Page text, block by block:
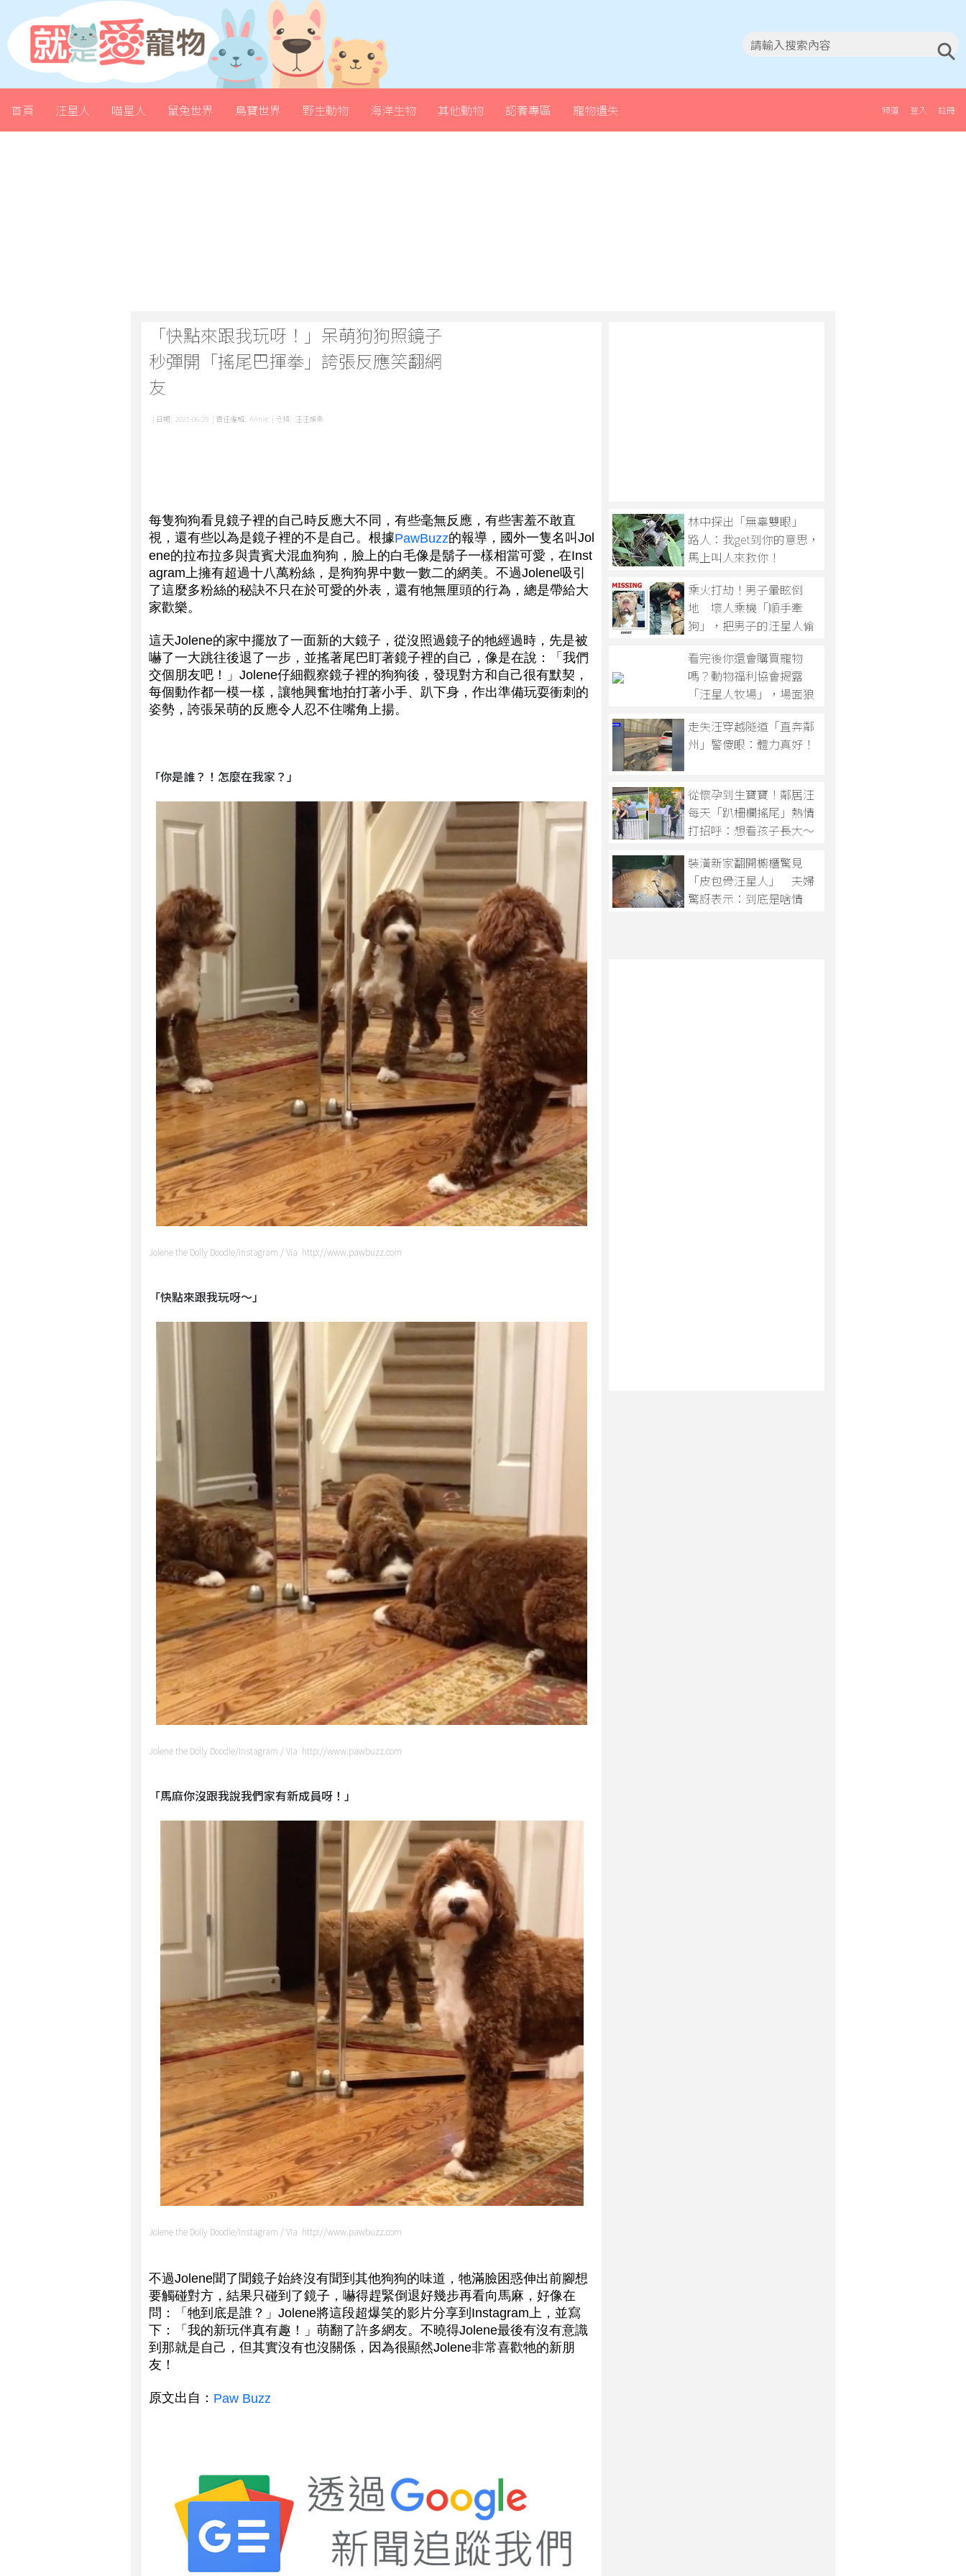
首頁 汪星人 喵星人 鼠兔世界 鳥寶世界 野生動物 海洋生物 其他動物 認養專區 寵物遺失 註冊
登入
頻道
「快點來跟我玩呀！」呆萌狗狗照鏡子
秒彈開「搖尾巴揮拳」誇張反應笑翻網
友
| 日期: 2021-06-29 | 責任編輯: Annie | 分類: 汪汪娛樂
每隻狗狗看見鏡子裡的自己時反應大不同，有些毫無反應，有些害羞不敢直
視，還有些以為是鏡子裡的不是自己。根據PawBuzz的報導，國外一隻名叫Jol
ene的拉布拉多與貴賓犬混血狗狗，臉上的白毛像是鬍子一樣相當可愛，在Inst
agram上擁有超過十八萬粉絲，是狗狗界中數一數二的網美。不過Jolene吸引
了這麼多粉絲的秘訣不只在於可愛的外表，還有牠無厘頭的行為，總是帶給大
家歡樂。
這天Jolene的家中擺放了一面新的大鏡子，從沒照過鏡子的牠經過時，先是被
嚇了一大跳往後退了一步，並搖著尾巴盯著鏡子裡的自己，像是在說：「我們
交個朋友吧！」Jolene仔細觀察鏡子裡的狗狗後，發現對方和自己很有默契，
每個動作都一模一樣，讓牠興奮地拍打著小手、趴下身，作出準備玩耍衝刺的
姿勢，誇張呆萌的反應令人忍不住嘴角上揚。
「你是誰？！怎麼在我家？」
Jolene the Dolly Doodle/Instagram / Via http://www.pawbuzz.com
「快點來跟我玩呀～」
Jolene the Dolly Doodle/Instagram / Via http://www.pawbuzz.com
「馬麻你沒跟我說我們家有新成員呀！」
Jolene the Dolly Doodle/Instagram / Via http://www.pawbuzz.com
不過Jolene聞了聞鏡子始終沒有聞到其他狗狗的味道，牠滿臉困惑伸出前腳想
要觸碰對方，結果只碰到了鏡子，嚇得趕緊倒退好幾步再看向馬麻，好像在
問：「牠到底是誰？」Jolene將這段超爆笑的影片分享到Instagram上，並寫
下：「我的新玩伴真有趣！」萌翻了許多網友。不曉得Jolene最後有沒有意識
到那就是自己，但其實沒有也沒關係，因為很顯然Jolene非常喜歡牠的新朋
友！
原文出自： Paw Buzz
林中探出「無辜雙眼」
路人：我get到你的意思，
馬上叫人來救你！
乘火打劫！男子暈眩倒
地 壞人乘機「順手牽
狗」，把男子的汪星人偷
看完後你還會購買寵物
嗎？動物福利協會揭露
「汪星人牧場」，場面狼
人員表示：可怕的慘況！
走失汪穿越隧道「直奔鄰
州」警傻眼：體力真好！
從懷孕到生寶寶！鄰居汪
每天「趴柵欄搖尾」熱情
打招呼：想看孩子長大～
裝潢新家翻開櫥櫃驚見
「皮包骨汪星人」 夫婦
驚訝表示：到底是啥情